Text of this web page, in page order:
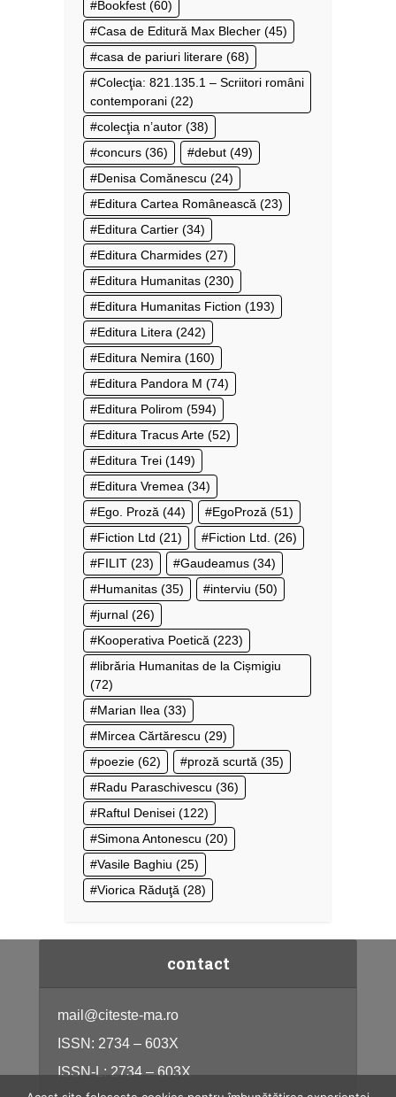
Bookfest (60)
Casa de Editură Max Blecher (45)
casa de pariuri literare (68)
Colecţia: 821.135.1 – Scriitori români
contemporani (22)
colecţia n’autor (38)
concurs (36) debut (49)
Denisa Comănescu (24)
Editura Cartea Românească (23)
Editura Cartier (34)
Editura Charmides (27)
Editura Humanitas (230)
Editura Humanitas Fiction (193)
Editura Litera (242)
Editura Nemira (160)
Editura Pandora M (74)
Editura Polirom (594)
Editura Tracus Arte (52)
Editura Trei (149)
Editura Vremea (34)
Ego. Proză (44) EgoProză (51)
Fiction Ltd (21) Fiction Ltd. (26)
FILIT (23) Gaudeamus (34)
Humanitas (35) interviu (50)
jurnal (26)
Kooperativa Poetică (223)
librăria Humanitas de la Cișmigiu
(72)
Marian Ilea (33)
Mircea Cărtărescu (29)
poezie (62) proză scurtă (35)
Radu Paraschivescu (36)
Raftul Denisei (122)
Simona Antonescu (20)
Vasile Baghiu (25)
Viorica Răduţă (28)
contact
mail@citeste-ma.ro
ISSN: 2734 – 603X
ISSN-L: 2734 – 603X